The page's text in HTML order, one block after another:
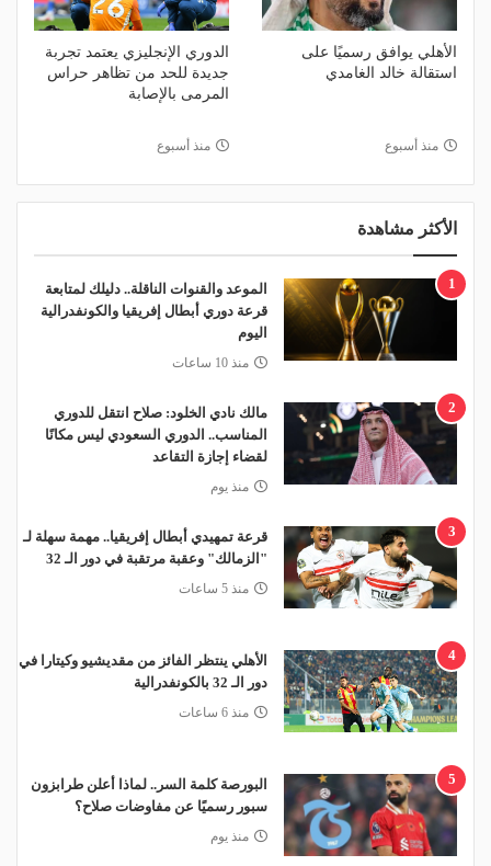
الأهلي يوافق رسميًا على
استقالة خالد الغامدي
منذ أسبوع
الدوري الإنجليزي يعتمد تجربة
جديدة للحد من تظاهر حراس
المرمى بالإصابة
منذ أسبوع
الأكثر مشاهدة
1
الموعد والقنوات الناقلة.. دليلك لمتابعة
قرعة دوري أبطال إفريقيا والكونفدرالية
اليوم
منذ 10 ساعات
2
مالك نادي الخلود: صلاح انتقل للدوري
المناسب.. الدوري السعودي ليس مكانًا
لقضاء إجازة التقاعد
منذ يوم
3
قرعة تمهيدي أبطال إفريقيا.. مهمة سهلة لـ
"الزمالك" وعقبة مرتقبة في دور الـ 32
منذ 5 ساعات
4
الأهلي ينتظر الفائز من مقديشيو وكيتارا في
دور الـ 32 بالكونفدرالية
منذ 6 ساعات
5
البورصة كلمة السر.. لماذا أعلن طرابزون
سبور رسميًا عن مفاوضات صلاح؟
منذ يوم